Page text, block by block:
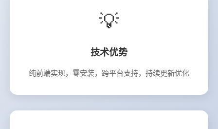
💡
技术优势
纯前端实现，零安装，跨平台支持，持续更新优化